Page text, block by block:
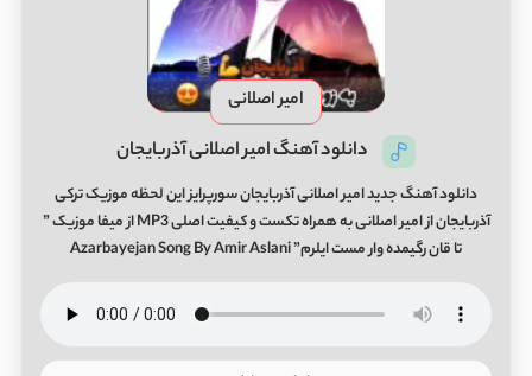
امیر اصلانی
دانلود آهنگ امیر اصلانی آذربایجان
دانلود آهنگ جدید امیر اصلانی آذربایجان سورپرایز این لحظه موزیک ترکی
آذربایجان از امیر اصلانی به همراه تکست و کیفیت اصلی MP3 از میفا موزیک ”
تا قان رگیمده وار مست ایلرم” Azarbayejan Song By Amir Aslani